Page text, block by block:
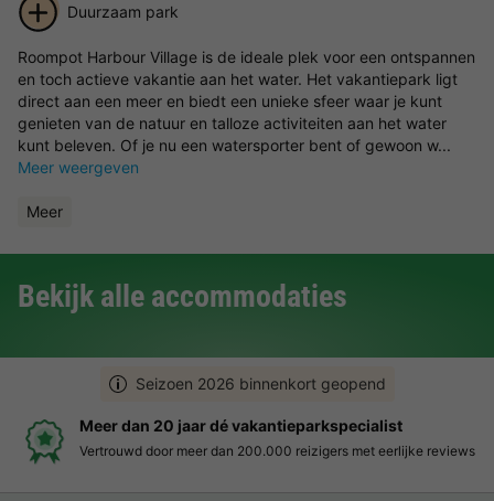
Duurzaam park
Roompot Harbour Village is de ideale plek voor een ontspannen
en toch actieve vakantie aan het water. Het vakantiepark ligt
direct aan een meer en biedt een unieke sfeer waar je kunt
genieten van de natuur en talloze activiteiten aan het water
kunt beleven. Of je nu een watersporter bent of gewoon w...
Meer weergeven
Meer
Bekijk alle accommodaties
Seizoen 2026 binnenkort geopend
reviews
Boek eenvoudig en zonder stress
Duidelijke prijzen, moeiteloos boeken en veilige